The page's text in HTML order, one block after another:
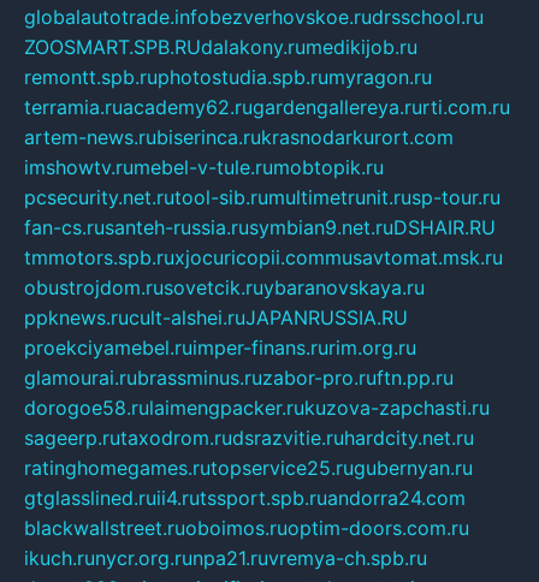
globalautotrade.infobezverhovskoe.rudrsschool.ru
ZOOSMART.SPB.RUdalakony.rumedikijob.ru
remontt.spb.ruphotostudia.spb.rumyragon.ru
terramia.ruacademy62.rugardengallereya.rurti.com.ru
artem-news.rubiserinca.rukrasnodarkurort.com
imshowtv.rumebel-v-tule.rumobtopik.ru
pcsecurity.net.rutool-sib.rumultimetrunit.rusp-tour.ru
fan-cs.rusanteh-russia.rusymbian9.net.ruDSHAIR.RU
tmmotors.spb.ruxjocuricopii.commusavtomat.msk.ru
obustrojdom.rusovetcik.ruybaranovskaya.ru
ppknews.rucult-alshei.ruJAPANRUSSIA.RU
proekciyamebel.ruimper-finans.rurim.org.ru
glamourai.rubrassminus.ruzabor-pro.ruftn.pp.ru
dorogoe58.rulaimengpacker.rukuzova-zapchasti.ru
sageerp.rutaxodrom.rudsrazvitie.ruhardcity.net.ru
ratinghomegames.rutopservice25.rugubernyan.ru
gtglasslined.ruii4.rutssport.spb.ruandorra24.com
blackwallstreet.ruoboimos.ruoptim-doors.com.ru
ikuch.runycr.org.runpa21.ruvremya-ch.spb.ru